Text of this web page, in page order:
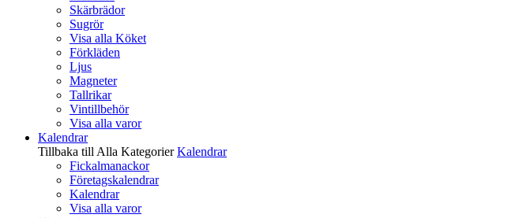
Skärbrädor
Sugrör
Visa alla Köket
Förkläden
Ljus
Magneter
Tallrikar
Vintillbehör
Visa alla varor
Kalendrar
Tillbaka till Alla Kategorier Kalendrar
Fickalmanackor
Företagskalendrar
Kalendrar
Visa alla varor